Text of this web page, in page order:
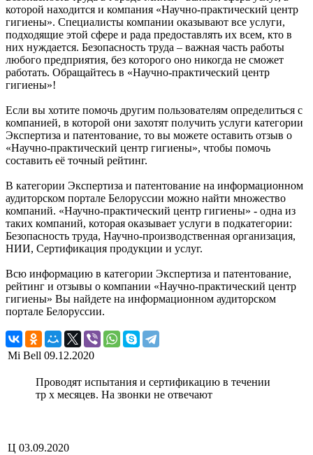
которой находится и компания «Научно-практический центр
гигиены». Специалисты компании оказывают все услуги,
подходящие этой сфере и рада предоставлять их всем, кто в
них нуждается. Безопасность труда – важная часть работы
любого предприятия, без которого оно никогда не сможет
работать. Обращайтесь в «Научно-практический центр
гигиены»!
Если вы хотите помочь другим пользователям определиться с
компанией, в которой они захотят получить услуги категории
Экспертиза и патентование, то вы можете оставить отзыв о
«Научно-практический центр гигиены», чтобы помочь
составить её точный рейтинг.
В категории Экспертиза и патентование на информационном
аудиторском портале Белоруссии можно найти множество
компаний. «Научно-практический центр гигиены» - одна из
таких компаний, которая оказывает услуги в подкатегории:
Безопасность труда, Научно-производственная организация,
НИИ, Сертификация продукции и услуг.
Всю информацию в категории Экспертиза и патентование,
рейтинг и отзывы о компании «Научно-практический центр
гигиены» Вы найдете на информационном аудиторском
портале Белоруссии.
Mi Bell 09.12.2020
Проводят испытания и сертификацию в течении
тр х месяцев. На звонки не отвечают
Ц 03.09.2020